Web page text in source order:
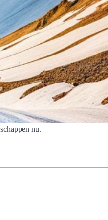
nu.